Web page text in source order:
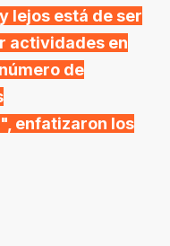
lejos está de ser
actividades en
de
enfatizaron los